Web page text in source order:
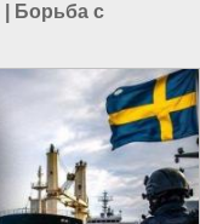
Борьба с